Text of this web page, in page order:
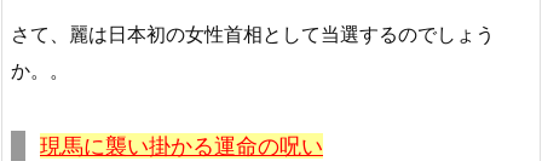
さて、麗は日本初の女性首相として当選するのでしょう
か。。
現馬に襲い掛かる運命の呪い